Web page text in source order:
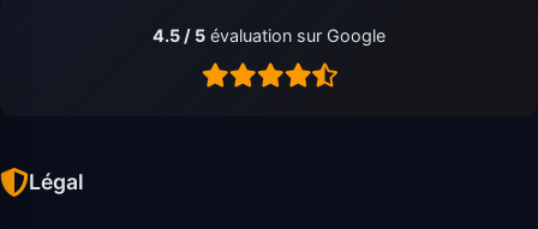
4.5 / 5 évaluation sur Google
Légal